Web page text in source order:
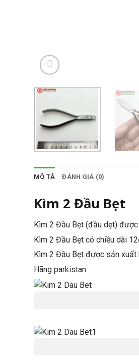
MÔ TẢ ĐÁNH GIÁ (0)
Kìm 2 Đầu Bẹt
Kìm 2 Đầu Bẹt (đầu dẹt)
Kìm 2 Đầu Bẹt có chiều dài
Kìm 2 Đầu Bẹt được sản
Hãng parkistan